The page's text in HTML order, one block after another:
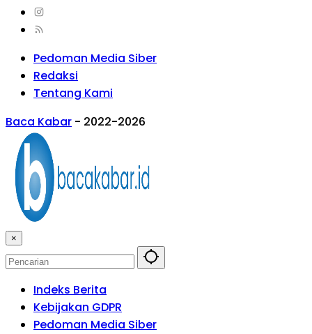
Pedoman Media Siber
Redaksi
Tentang Kami
Baca Kabar - 2022-2026
×
Indeks Berita
Kebijakan GDPR
Pedoman Media Siber